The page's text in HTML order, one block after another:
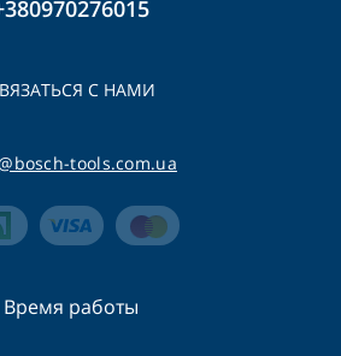
С НАМИ
tools.com.ua
Время работы